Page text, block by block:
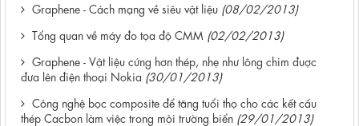
Graphene - Cách mạng về siêu vật liệu (08/02/2013)
Tổng quan về máy đo tọa độ CMM (02/02/2013)
Graphene - Vật liệu cứng hơn thép, nhẹ như lông chim đuợc
đưa lên điện thoại Nokia (30/01/2013)
Công nghệ bọc composite để tăng tuổi thọ cho các kết cấu
thép Cacbon làm việc trong môi trường biển (29/01/2013)